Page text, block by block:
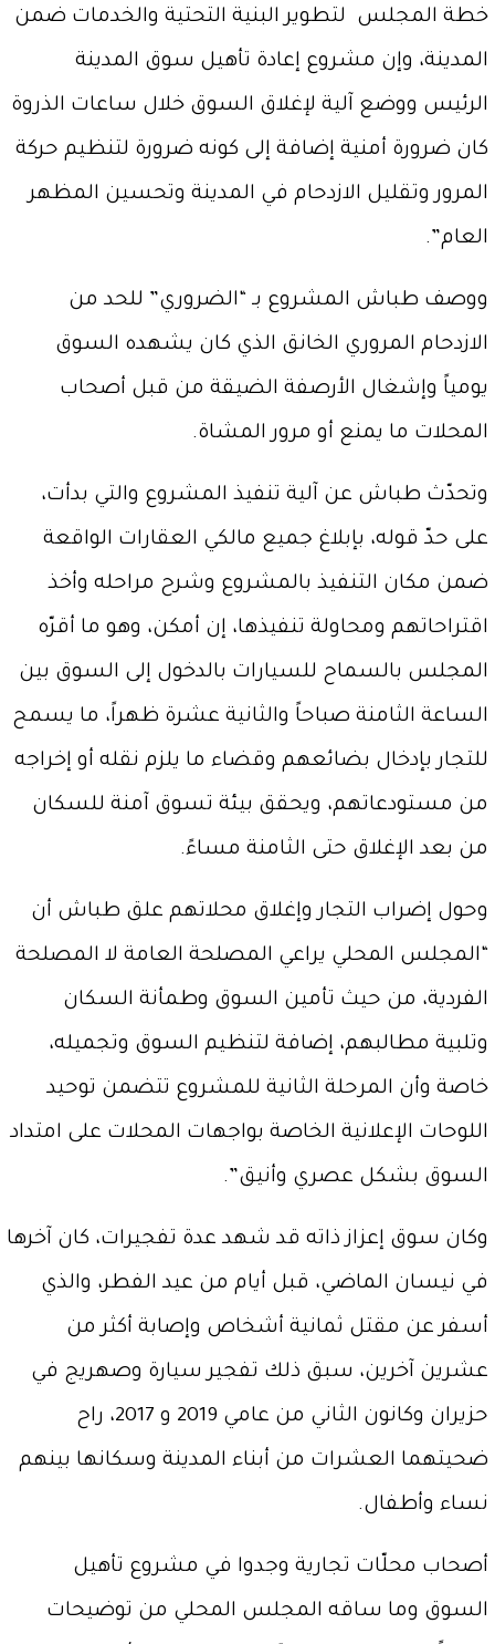
خطة المجلس لتطوير البنية التحتية والخدمات ضمن
المدينة، وإن مشروع إعادة تأهيل سوق المدينة
الرئيس ووضع آلية لإغلاق السوق خلال ساعات الذروة
كان ضرورة أمنية إضافة إلى كونه ضرورة لتنظيم حركة
المرور وتقليل الازدحام في المدينة وتحسين المظهر
العام”.
ووصف طباش المشروع بـ “الضروري” للحد من
الازدحام المروري الخانق الذي كان يشهده السوق
يومياً وإشغال الأرصفة الضيقة من قبل أصحاب
المحلات ما يمنع أو مرور المشاة.
وتحدّث طباش عن آلية تنفيذ المشروع والتي بدأت،
على حدّ قوله، بإبلاغ جميع مالكي العقارات الواقعة
ضمن مكان التنفيذ بالمشروع وشرح مراحله وأخذ
اقتراحاتهم ومحاولة تنفيذها، إن أمكن، وهو ما أقرّه
المجلس بالسماح للسيارات بالدخول إلى السوق بين
الساعة الثامنة صباحاً والثانية عشرة ظهراً، ما يسمح
للتجار بإدخال بضائعهم وقضاء ما يلزم نقله أو إخراجه
من مستودعاتهم، ويحقق بيئة تسوق آمنة للسكان
من بعد الإغلاق حتى الثامنة مساءً.
وحول إضراب التجار وإغلاق محلاتهم علق طباش أن
“المجلس المحلي يراعي المصلحة العامة لا المصلحة
الفردية، من حيث تأمين السوق وطمأنة السكان
وتلبية مطالبهم، إضافة لتنظيم السوق وتجميله،
خاصة وأن المرحلة الثانية للمشروع تتضمن توحيد
اللوحات الإعلانية الخاصة بواجهات المحلات على امتداد
السوق بشكل عصري وأنيق”.
وكان سوق إعزاز ذاته قد شهد عدة تفجيرات، كان آخرها
في نيسان الماضي، قبل أيام من عيد الفطر، والذي
أسفر عن مقتل ثمانية أشخاص وإصابة أكثر من
عشرين آخرين، سبق ذلك تفجير سيارة وصهريج في
حزيران وكانون الثاني من عامي 2019 و 2017، راح
ضحيتهما العشرات من أبناء المدينة وسكانها بينهم
نساء وأطفال.
أصحاب محلّات تجارية وجدوا في مشروع تأهيل
السوق وما ساقه المجلس المحلي من توضيحات